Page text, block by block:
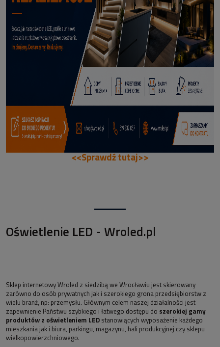
114,50 zł
DODAJ DO KOSZYKA
<<Sprawdź tutaj>>
Oświetlenie LED - Wroled.pl
Sklep internetowy Wroled z siedzibą we Wrocławiu jest skierowany
zarówno do osób prywatnych jak i szerokiego grona przedsiębiorstw z
wielu branż, np: przemysłu. Głównym celem naszej działalności jest
zapewnienie Państwu szybkiego i łatwego dostępu do szerokiej gamy
produktów z oświetleniem LED stanowiących wyposażenie każdego
mieszkania jak i biura, parkingu, magazynu, hali produkcyjnej czy sklepu
wielkopowierzchniowego.